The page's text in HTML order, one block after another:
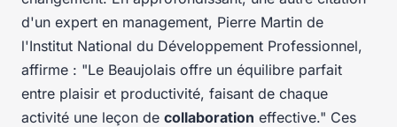
d'un expert en management, Pierre Martin de
l'Institut National du Développement Professionnel,
affirme : "Le Beaujolais offre un équilibre parfait
entre plaisir et productivité, faisant de chaque
activité une leçon de collaboration effective." Ces